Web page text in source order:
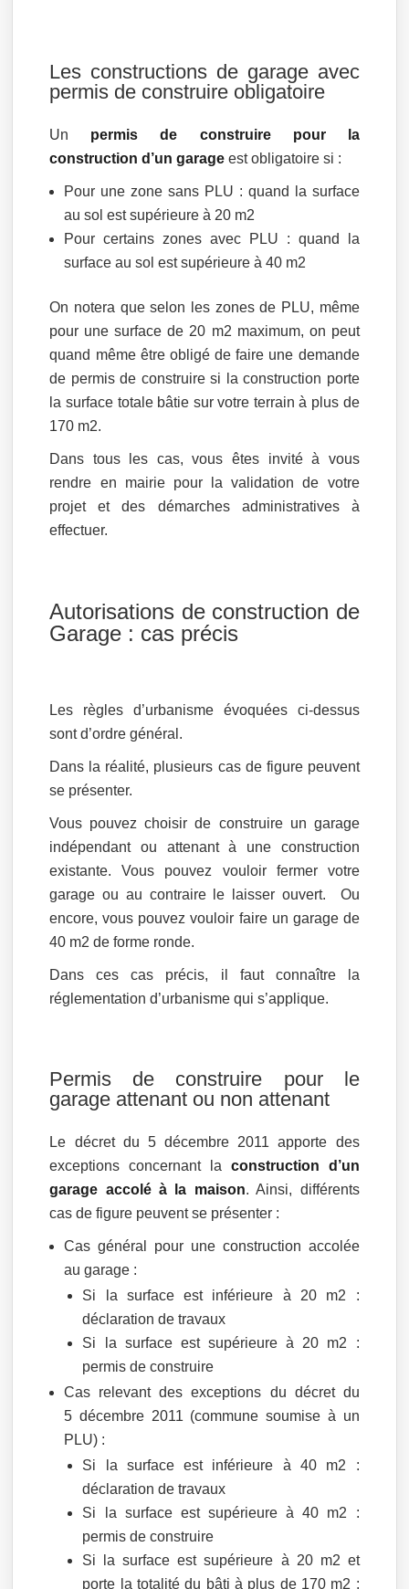
Les constructions de garage avec
permis de construire obligatoire
Un permis de construire pour la
construction d’un garage est obligatoire si :
Pour une zone sans PLU : quand la surface
au sol est supérieure à 20 m2
Pour certains zones avec PLU : quand la
surface au sol est supérieure à 40 m2
On notera que selon les zones de PLU, même
pour une surface de 20 m2 maximum, on peut
quand même être obligé de faire une demande
de permis de construire si la construction porte
la surface totale bâtie sur votre terrain à plus de
170 m2.
Dans tous les cas, vous êtes invité à vous
rendre en mairie pour la validation de votre
projet et des démarches administratives à
effectuer.
Autorisations de construction de
Garage : cas précis
Les règles d’urbanisme évoquées ci-dessus
sont d’ordre général.
Dans la réalité, plusieurs cas de figure peuvent
se présenter.
Vous pouvez choisir de construire un garage
indépendant ou attenant à une construction
existante. Vous pouvez vouloir fermer votre
garage ou au contraire le laisser ouvert. Ou
encore, vous pouvez vouloir faire un garage de
40 m2 de forme ronde.
Dans ces cas précis, il faut connaître la
réglementation d’urbanisme qui s’applique.
Permis de construire pour le
garage attenant ou non attenant
Le décret du 5 décembre 2011 apporte des
exceptions concernant la construction d’un
garage accolé à la maison. Ainsi, différents
cas de figure peuvent se présenter :
Cas général pour une construction accolée
au garage :
Si la surface est inférieure à 20 m2 :
déclaration de travaux
Si la surface est supérieure à 20 m2 :
permis de construire
Cas relevant des exceptions du décret du
5 décembre 2011 (commune soumise à un
PLU) :
Si la surface est inférieure à 40 m2 :
déclaration de travaux
Si la surface est supérieure à 40 m2 :
permis de construire
Si la surface est supérieure à 20 m2 et
porte la totalité du bâti à plus de 170 m2 :